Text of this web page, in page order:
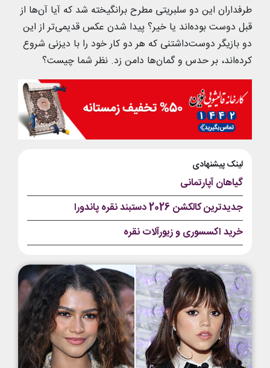
طرفداران این دو سلبریتی مطرح برانگیخته شد که آیا آن‌ها از
قبل دوست بوده‌اند یا خیر؟ پیدا شدن عکس قدیمی‌تر از این
دو بازیگر دوست‌داشتنی که هر دو کار خود را با دیزنی شروع
کرده‌اند، بر حدس و گمان‌ها دامن زد. نظر شما چیست؟
لینک پیشنهادی
گیاهان آپارتمانی
جدیدترین کالکشن 2026 دستبند نقره پاندورا
خرید اکسسوری و زیورآلات نقره